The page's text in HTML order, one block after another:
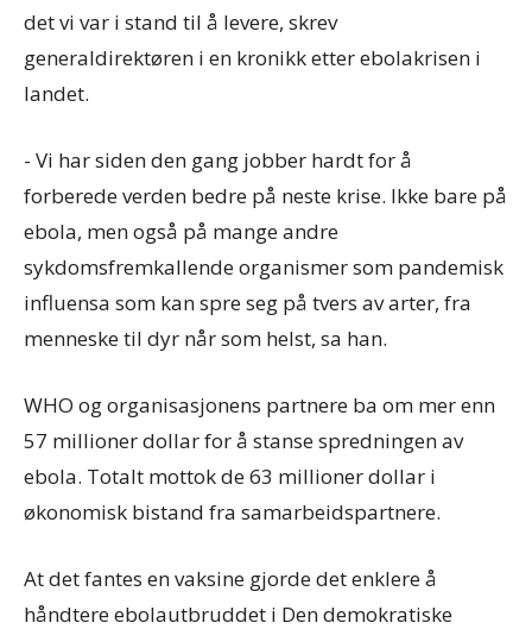
det vi var i stand til å levere, skrev
generaldirektøren i en kronikk etter ebolakrisen i
landet.
- Vi har siden den gang jobber hardt for å
forberede verden bedre på neste krise. Ikke bare på
ebola, men også på mange andre
sykdomsfremkallende organismer som pandemisk
influensa som kan spre seg på tvers av arter, fra
menneske til dyr når som helst, sa han.
WHO og organisasjonens partnere ba om mer enn
57 millioner dollar for å stanse spredningen av
ebola. Totalt mottok de 63 millioner dollar i
økonomisk bistand fra samarbeidspartnere.
At det fantes en vaksine gjorde det enklere å
håndtere ebolautbruddet i Den demokratiske